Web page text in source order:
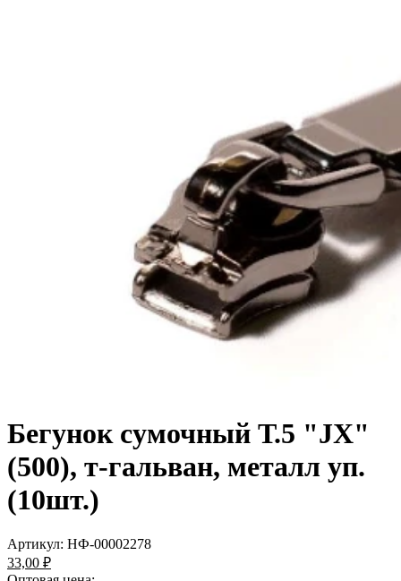
Бегунок сумочный Т.5 "JX"
(500), т-гальван, металл уп.
(10шт.)
Артикул: НФ-00002278
33,00 ₽